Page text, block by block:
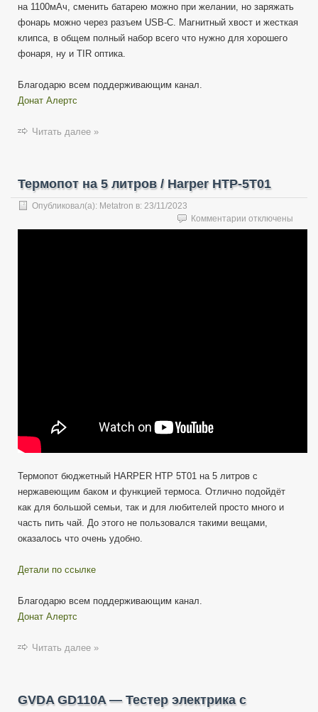
на 1100мАч, сменить батарею можно при желании, но заряжать
фонарь можно через разъем USB-C. Магнитный хвост и жесткая
клипса, в общем полный набор всего что нужно для хорошего
фонаря, ну и TIR оптика.
Благодарю всем поддерживающим канал.
Донат Алертс
Читать далее »
Термопот на 5 литров / Harper HTP-5T01
Опубликовал(а): Metatron в: 23/11/2023
Комментарии к
записи
отключены
Термопот бюджетный HARPER HTP 5T01 на 5 литров с
нержавеющим баком и функцией термоса. Отлично подойдёт
как для большой семьи, так и для любителей просто много и
часть пить чай. До этого не пользовался такими вещами,
оказалось что очень удобно.
Детали по ссылке
Благодарю всем поддерживающим канал.
Донат Алертс
Читать далее »
GVDA GD110A — Тестер электрика с